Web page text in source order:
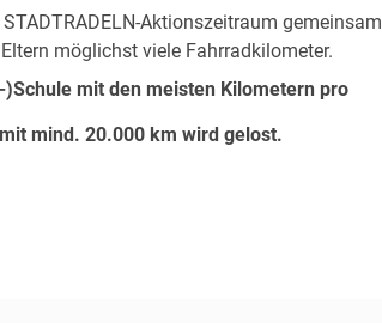
Aktionszeitraum gemeinsam
möglichst viele Fahrradkilometer.
mit den meisten Kilometern pro
mind. 20.000 km wird gelost.